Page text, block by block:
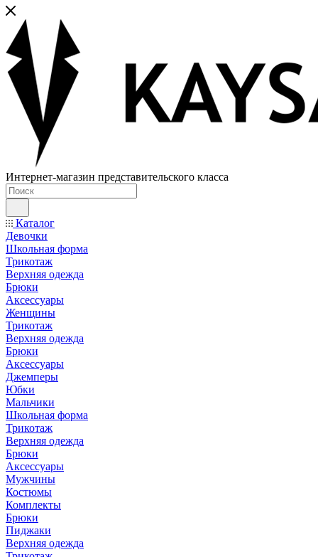
Интернет-магазин представительского класса
Каталог
Девочки
Школьная форма
Трикотаж
Верхняя одежда
Брюки
Аксессуары
Женщины
Трикотаж
Верхняя одежда
Брюки
Аксессуары
Джемперы
Юбки
Мальчики
Школьная форма
Трикотаж
Верхняя одежда
Брюки
Аксессуары
Мужчины
Костюмы
Комплекты
Брюки
Пиджаки
Верхняя одежда